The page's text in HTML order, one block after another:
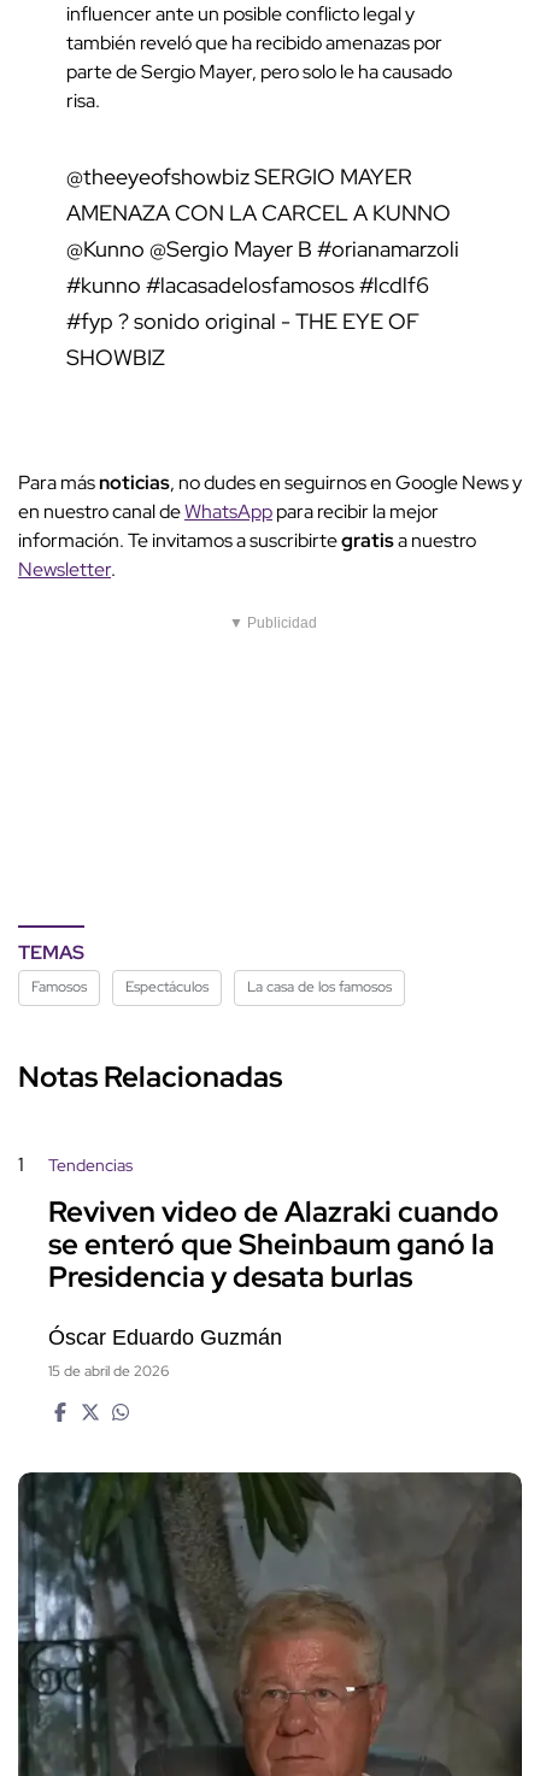
influencer ante un posible conflicto legal y
también reveló que ha recibido amenazas por
parte de Sergio Mayer, pero solo le ha causado
risa.
@theeyeofshowbizSERGIO MAYER
AMENAZA CON LA CARCEL A KUNNO
@Kunno @Sergio Mayer B #orianamarzoli
#kunno #lacasadelosfamosos#lcdlf6
#fyp ? sonido original - THE EYE OF
SHOWBIZ
Para másnoticias, no dudes en seguirnos en Google News y
en nuestro canal deWhatsApppara recibir la mejor
información. Te invitamos a suscribirtegratisa nuestro
Newsletter.
▼ Publicidad
TEMAS
Famosos Espectáculos La casa de los famosos
Notas Relacionadas
1 Tendencias
Reviven video de Alazraki cuando
se enteró que Sheinbaum ganó la
Presidencia y desata burlas
Óscar Eduardo Guzmán
15 de abril de 2026